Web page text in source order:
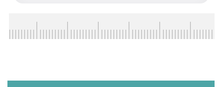
SYSTÈMES COULISSANTS